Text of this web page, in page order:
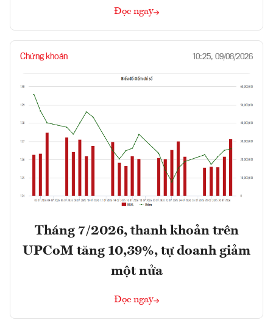
Đọc ngay
Chứng khoán 10:25, 09/08/2026
Tháng 7/2026, thanh khoản trên
UPCoM tăng 10,39%, tự doanh giảm
một nửa
Đọc ngay